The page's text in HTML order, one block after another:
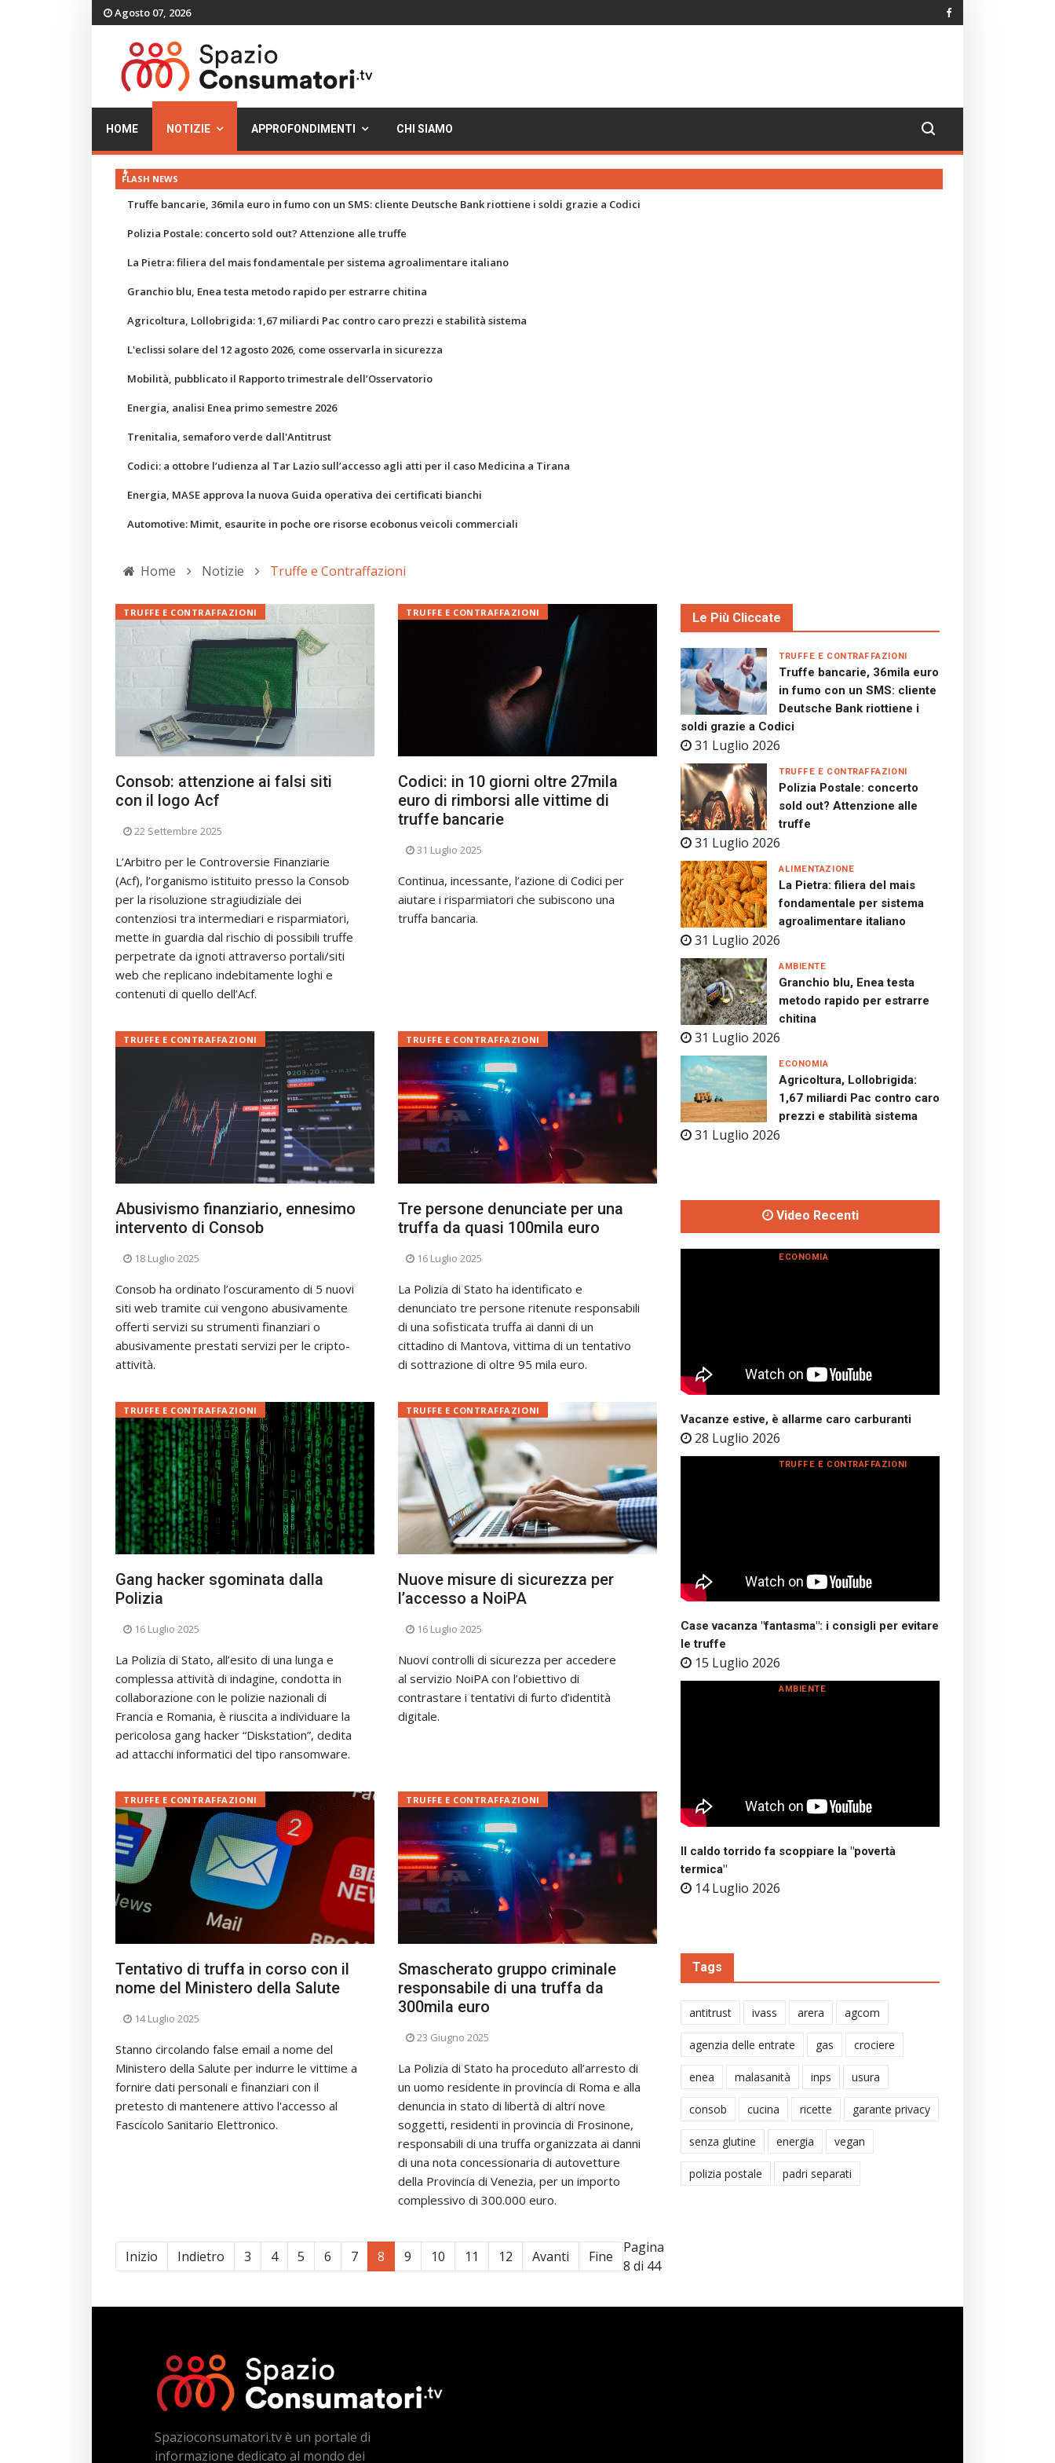
Agosto 07, 2026
HOME NOTIZIE APPROFONDIMENTI CHI SIAMO
FLASH NEWS
Truffe bancarie, 36mila euro in fumo con un SMS: cliente Deutsche Bank riottiene i soldi grazie a Codici
Polizia Postale: concerto sold out? Attenzione alle truffe
La Pietra: filiera del mais fondamentale per sistema agroalimentare italiano
Granchio blu, Enea testa metodo rapido per estrarre chitina
Agricoltura, Lollobrigida: 1,67 miliardi Pac contro caro prezzi e stabilità sistema
L'eclissi solare del 12 agosto 2026, come osservarla in sicurezza
Mobilità, pubblicato il Rapporto trimestrale dell’Osservatorio
Energia, analisi Enea primo semestre 2026
Trenitalia, semaforo verde dall'Antitrust
Codici: a ottobre l’udienza al Tar Lazio sull’accesso agli atti per il caso Medicina a Tirana
Energia, MASE approva la nuova Guida operativa dei certificati bianchi
Automotive: Mimit, esaurite in poche ore risorse ecobonus veicoli commerciali
Home Notizie Truffe e Contraffazioni
Consob: attenzione ai falsi siti
con il logo Acf
TRUFFE E CONTRAFFAZIONI
22 Settembre 2025
L’Arbitro per le Controversie Finanziarie
(Acf), l’organismo istituito presso la Consob
per la risoluzione stragiudiziale dei
contenziosi tra intermediari e risparmiatori,
mette in guardia dal rischio di possibili truffe
perpetrate da ignoti attraverso portali/siti
web che replicano indebitamente loghi e
contenuti di quello dell’Acf.
Codici: in 10 giorni oltre 27mila
euro di rimborsi alle vittime di
truffe bancarie
TRUFFE E CONTRAFFAZIONI
31 Luglio 2025
Continua, incessante, l’azione di Codici per
aiutare i risparmiatori che subiscono una
truffa bancaria.
Abusivismo finanziario, ennesimo
intervento di Consob
TRUFFE E CONTRAFFAZIONI
18 Luglio 2025
Consob ha ordinato l’oscuramento di 5 nuovi
siti web tramite cui vengono abusivamente
offerti servizi su strumenti finanziari o
abusivamente prestati servizi per le cripto-
attività.
Tre persone denunciate per una
truffa da quasi 100mila euro
TRUFFE E CONTRAFFAZIONI
16 Luglio 2025
La Polizia di Stato ha identificato e
denunciato tre persone ritenute responsabili
di una sofisticata truffa ai danni di un
cittadino di Mantova, vittima di un tentativo
di sottrazione di oltre 95 mila euro.
Gang hacker sgominata dalla
Polizia
TRUFFE E CONTRAFFAZIONI
16 Luglio 2025
La Polizia di Stato, all’esito di una lunga e
complessa attività di indagine, condotta in
collaborazione con le polizie nazionali di
Francia e Romania, è riuscita a individuare la
pericolosa gang hacker “Diskstation”, dedita
ad attacchi informatici del tipo ransomware.
Nuove misure di sicurezza per
l’accesso a NoiPA
TRUFFE E CONTRAFFAZIONI
16 Luglio 2025
Nuovi controlli di sicurezza per accedere
al servizio NoiPA con l’obiettivo di
contrastare i tentativi di furto d’identità
digitale.
Tentativo di truffa in corso con il
nome del Ministero della Salute
TRUFFE E CONTRAFFAZIONI
14 Luglio 2025
Stanno circolando false email a nome del
Ministero della Salute per indurre le vittime a
fornire dati personali e finanziari con il
pretesto di mantenere attivo l'accesso al
Fascicolo Sanitario Elettronico.
Smascherato gruppo criminale
responsabile di una truffa da
300mila euro
TRUFFE E CONTRAFFAZIONI
23 Giugno 2025
La Polizia di Stato ha proceduto all’arresto di
un uomo residente in provincia di Roma e alla
denuncia in stato di libertà di altri nove
soggetti, residenti in provincia di Frosinone,
responsabili di una truffa organizzata ai danni
di una nota concessionaria di autovetture
della Provincia di Venezia, per un importo
complessivo di 300.000 euro.
Inizio Indietro 3 4 5 6 7 8 9 10 11 12 Avanti Fine
Pagina
8 di 44
Le Più Cliccate
Truffe bancarie, 36mila euro
in fumo con un SMS: cliente
Deutsche Bank riottiene i
soldi grazie a Codici
31 Luglio 2026
TRUFFE E CONTRAFFAZIONI
Polizia Postale: concerto
sold out? Attenzione alle
truffe
31 Luglio 2026
TRUFFE E CONTRAFFAZIONI
La Pietra: filiera del mais
fondamentale per sistema
agroalimentare italiano
31 Luglio 2026
ALIMENTAZIONE
Granchio blu, Enea testa
metodo rapido per estrarre
chitina
31 Luglio 2026
AMBIENTE
Agricoltura, Lollobrigida:
1,67 miliardi Pac contro caro
prezzi e stabilità sistema
31 Luglio 2026
ECONOMIA
Video Recenti
Vacanze estive, è allarme caro carburanti
28 Luglio 2026
ECONOMIA
Case vacanza "fantasma": i consigli per evitare
le truffe
15 Luglio 2026
TRUFFE E CONTRAFFAZIONI
Il caldo torrido fa scoppiare la "povertà
termica"
14 Luglio 2026
AMBIENTE
Tags
antitrust ivass arera agcom
agenzia delle entrate gas crociere
enea malasanità inps usura
consob cucina ricette garante privacy
senza glutine energia vegan
polizia postale padri separati
Spazioconsumatori.tv è un portale di
informazione dedicato al mondo dei